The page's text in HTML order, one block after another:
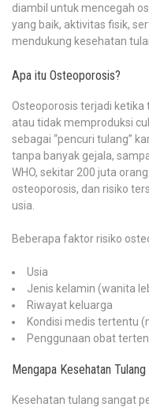
diambil untuk mencegah
yang baik, aktivitas fisik,
mendukung kesehatan
Apa itu Osteoporosis?
Osteoporosis terjadi ketika
atau tidak memproduksi
sebagai “pencuri tulang”
tanpa banyak gejala,
WHO, sekitar 200 juta
osteoporosis, dan risiko
usia.
Beberapa faktor risiko
Usia
Jenis kelamin (wanita
Riwayat keluarga
Kondisi medis tertentu
Penggunaan obat
Mengapa Kesehatan
Kesehatan tulang sangat